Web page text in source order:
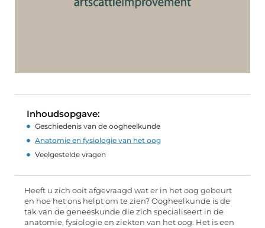
Inhoudsopgave:
Geschiedenis van de oogheelkunde
Anatomie en fysiologie van het oog
Veelgestelde vragen
Heeft u zich ooit afgevraagd wat er in het oog gebeurt
en hoe het ons helpt om te zien? Oogheelkunde is de
tak van de geneeskunde die zich specialiseert in de
anatomie, fysiologie en ziekten van het oog. Het is een